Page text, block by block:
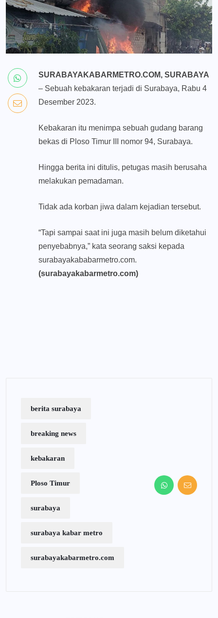
SURABAYAKABARMETRO.COM, SURABAYA
– Sebuah kebakaran terjadi di Surabaya, Rabu 4
Desember 2023.
Kebakaran itu menimpa sebuah gudang barang
bekas di Ploso Timur III nomor 94, Surabaya.
Hingga berita ini ditulis, petugas masih berusaha
melakukan pemadaman.
Tidak ada korban jiwa dalam kejadian tersebut.
“Tapi sampai saat ini juga masih belum diketahui
penyebabnya,” kata seorang saksi kepada
surabayakababarmetro.com.
(surabayakabarmetro.com)
berita surabaya
breaking news
kebakaran
Ploso Timur
surabaya
surabaya kabar metro
surabayakabarmetro.com